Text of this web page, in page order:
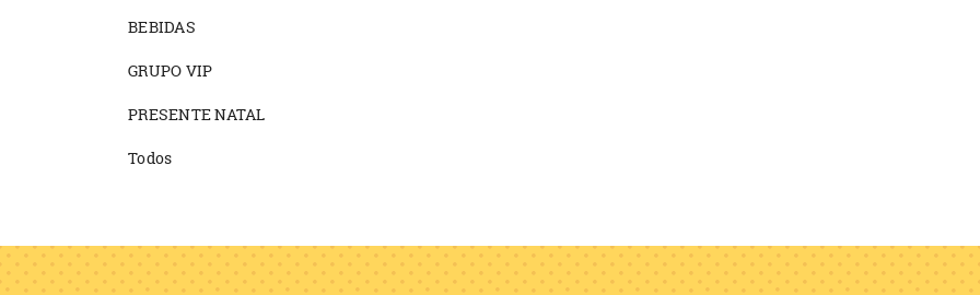
BEBIDAS
GRUPO VIP
PRESENTE NATAL
Todos